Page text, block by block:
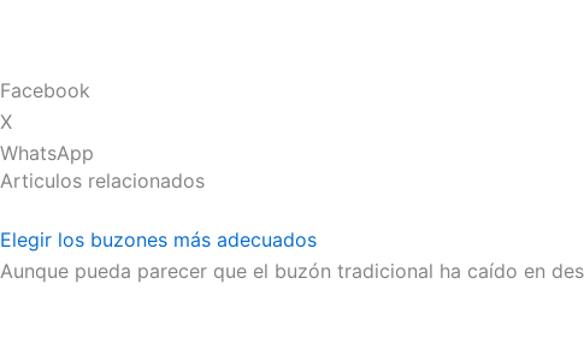
Facebook
X
WhatsApp
Articulos relacionados
Elegir los buzones más adecuados
Aunque pueda parecer que el buzón tradicional ha caído en